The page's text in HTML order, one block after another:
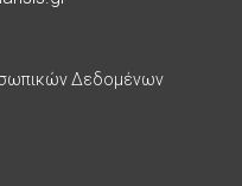
Δεδομένων